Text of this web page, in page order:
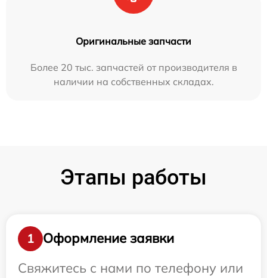
Оригинальные запчасти
Более 20 тыс. запчастей от производителя в
наличии на собственных складах.
Этапы работы
1
Оформление заявки
Свяжитесь с нами по телефону или